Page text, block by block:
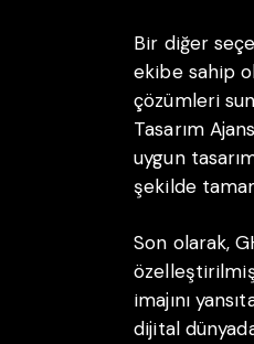
Bir diğer
ekibe sahip
çözümleri
Tasarım
uygun
şekilde
Son olarak,
imajını
dijital